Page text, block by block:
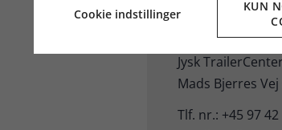
trailere, til en
Autocentret A/S
Jysk TrailerCenter
Mads Bjerres
Tlf. nr.: +45 97 42
Cookie indstillinger
KUN